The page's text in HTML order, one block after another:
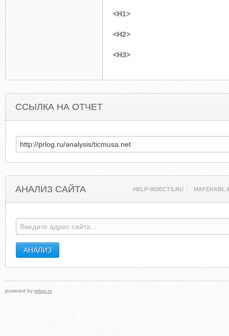
<H1>
<H2>
<H3>
ССЫЛКА НА ОТЧЕТ
АНАЛИЗ САЙТА HELP-INSECTS.RU
powered by prlog.ru